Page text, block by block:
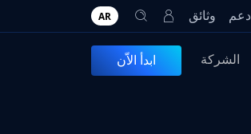
دعم وثائق AR
الشركة ابدأ الاّن